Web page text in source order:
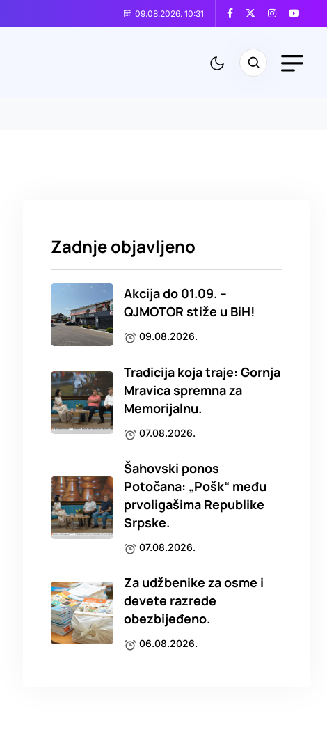
09.08.2026. 10:31
Zadnje objavljeno
Akcija do 01.09. –
QJMOTOR stiže u BiH!
09.08.2026.
Tradicija koja traje: Gornja
Mravica spremna za
Memorijalnu.
07.08.2026.
Šahovski ponos
Potočana: „Pošk“ među
prvoligašima Republike
Srpske.
07.08.2026.
Za udžbenike za osme i
devete razrede
obezbijeđeno.
06.08.2026.